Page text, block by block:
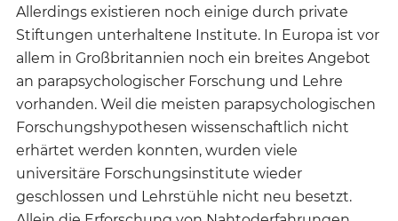
Allerdings existieren noch einige durch private
Stiftungen unterhaltene Institute. In Europa ist vor
allem in Großbritannien noch ein breites Angebot
an parapsychologischer Forschung und Lehre
vorhanden. Weil die meisten parapsychologischen
Forschungshypothesen wissenschaftlich nicht
erhärtet werden konnten, wurden viele
universitäre Forschungsinstitute wieder
geschlossen und Lehrstühle nicht neu besetzt.